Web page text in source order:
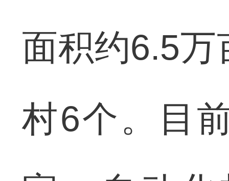
面积约6.5
村6个。目